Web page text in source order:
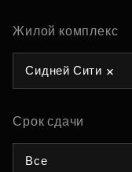
Жилой комплекс
Сидней Сити
Срок сдачи
Все